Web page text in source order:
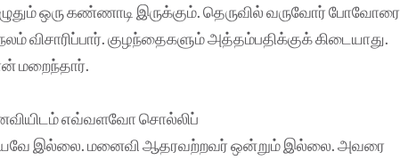
ஒரு கண்ணாடி இருக்கும். தெருவில் வருவோர் போவோரை
விசாரிப்பார். குழந்தைகளும் அத்தம்பதிக்குக் கிடையாது.
மறைந்தார்.
எவ்வளவோ சொல்லிப்
இல்லை. மனைவி ஆதரவற்றவர் ஒன்றும் இல்லை. அவரை